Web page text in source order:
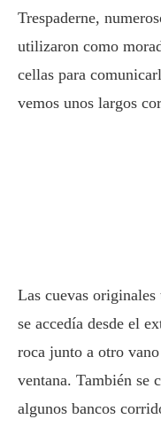
Trespaderne,
utilizaron como
cellas para
vemos unos largos
Las cuevas
se accedía desde el
roca junto a otro
ventana. También se
algunos bancos